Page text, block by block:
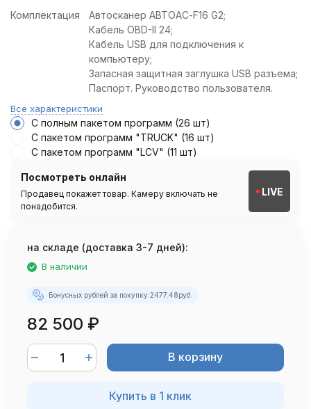
Комплектация
Автосканер АВТОАС-F16 G2;
Кабель OBD-II 24;
Кабель USB для подключения к
компьютеру;
Запасная защитная заглушка USB разъема;
Паспорт. Руководство пользователя.
Все характеристики
С полным пакетом программ (26 шт)
С пакетом программ "TRUCK" (16 шт)
С пакетом программ "LCV" (11 шт)
Посмотреть онлайн
Продавец покажет товар. Камеру включать не
понадобится.
LIVE
на складе (доставка 3-7 дней):
В наличии
Бонусных рублей за покупку:2477.48руб.
82 500 ₽
В корзину
Купить в 1 клик